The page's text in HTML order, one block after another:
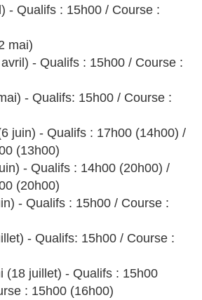
- Qualifs : 15h00 / Course :
mai)
- Qualifs : 15h00 / Course :
- Qualifs: 15h00 / Course :
juin) - Qualifs : 17h00 (14h00) /
(13h00)
- Qualifs : 14h00 (20h00) /
(20h00)
- Qualifs : 15h00 / Course :
- Qualifs: 15h00 / Course :
(18 juillet) - Qualifs : 15h00
: 15h00 (16h00)